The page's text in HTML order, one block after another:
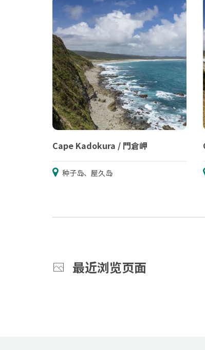
Cape Kadokura / 門倉岬
种子岛、屋久岛
最近浏览页面